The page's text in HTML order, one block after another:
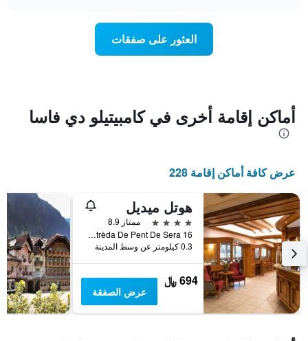
المخطط
1
محور
يعرض
الأسبوع.
يتضمن
المخطط
التالي
1
محور
Y
الذي
يعرض
متوسط
العثور على صفقات
أماكن إقامة أخرى في كامبيتيلو دي فاسا
عرض كافة أماكن إقامة 228
هوتل ميديل
4 نجوم
ممتاز 8.9
Strèda De Pent De Sera 16, كامبيتيلو دي فاسا, مقاطعة ترينتو, إيطاليا
0.3 كيلومتر عن وسط المدينة
694 ﷼
عرض الصفقة